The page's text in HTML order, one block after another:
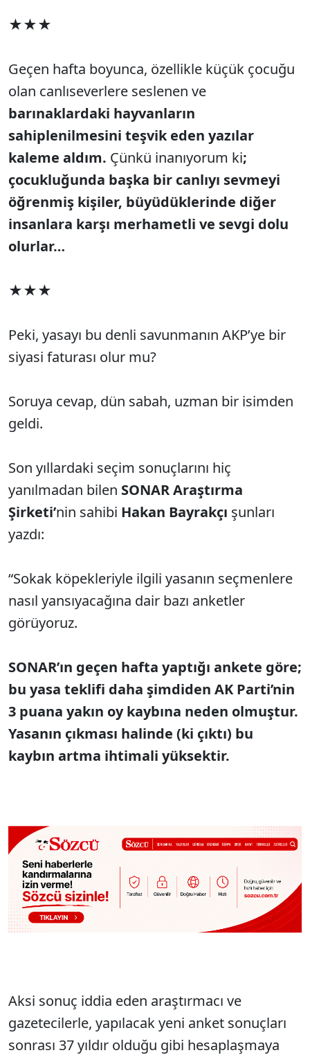
★★★
Geçen hafta boyunca, özellikle küçük çocuğu
olan canlıseverlere seslenen ve
barınaklardaki hayvanların
sahiplenilmesini teşvik eden yazılar
kaleme aldım. Çünkü inanıyorum ki;
çocukluğunda başka bir canlıyı sevmeyi
öğrenmiş kişiler, büyüdüklerinde diğer
insanlara karşı merhametli ve sevgi dolu
olurlar…
★★★
Peki, yasayı bu denli savunmanın AKP’ye bir
siyasi faturası olur mu?
Soruya cevap, dün sabah, uzman bir isimden
geldi.
Son yıllardaki seçim sonuçlarını hiç
yanılmadan bilen SONAR Araştırma
Şirketi’nin sahibi Hakan Bayrakçı şunları
yazdı:
“Sokak köpekleriyle ilgili yasanın seçmenlere
nasıl yansıyacağına dair bazı anketler
görüyoruz.
SONAR’ın geçen hafta yaptığı ankete göre;
bu yasa teklifi daha şimdiden AK Parti’nin
3 puana yakın oy kaybına neden olmuştur.
Yasanın çıkması halinde (ki çıktı) bu
kaybın artma ihtimali yüksektir.
Aksi sonuç iddia eden araştırmacı ve
gazetecilerle, yapılacak yeni anket sonuçları
sonrası 37 yıldır olduğu gibi hesaplaşmaya